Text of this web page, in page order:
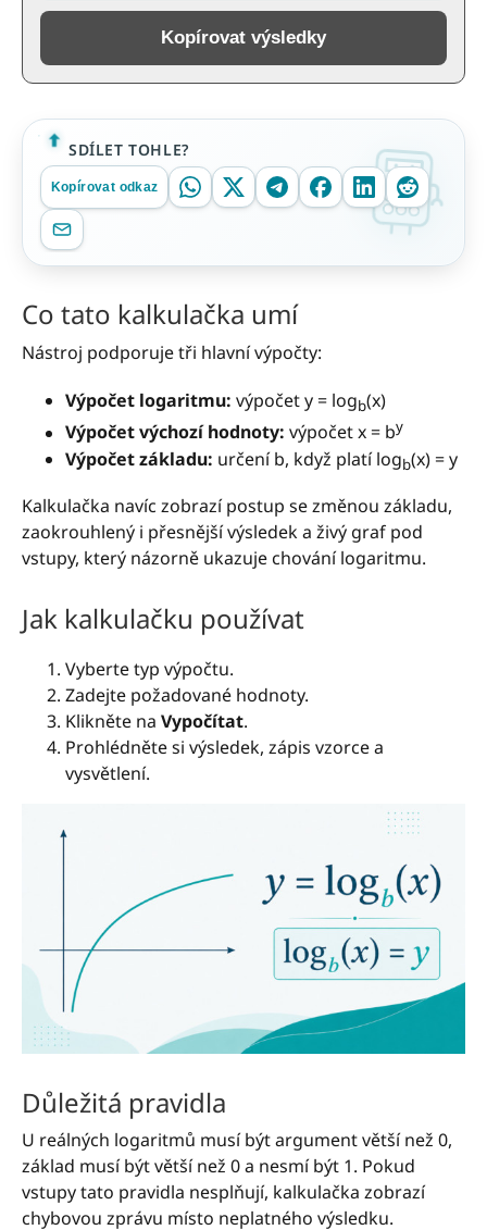
Kopírovat výsledky
SDÍLET TOHLE?
Kopírovat odkaz
Co tato kalkulačka umí
Nástroj podporuje tři hlavní výpočty:
Výpočet logaritmu: výpočet y = logb(x)
Výpočet výchozí hodnoty: výpočet x = by
Výpočet základu: určení b, když platí logb(x) = y
Kalkulačka navíc zobrazí postup se změnou základu,
zaokrouhlený i přesnější výsledek a živý graf pod
vstupy, který názorně ukazuje chování logaritmu.
Jak kalkulačku používat
Vyberte typ výpočtu.
Zadejte požadované hodnoty.
Klikněte na Vypočítat.
Prohlédněte si výsledek, zápis vzorce a
vysvětlení.
Důležitá pravidla
U reálných logaritmů musí být argument větší než 0,
základ musí být větší než 0 a nesmí být 1. Pokud
vstupy tato pravidla nesplňují, kalkulačka zobrazí
chybovou zprávu místo neplatného výsledku.